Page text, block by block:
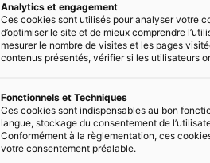
Analytics et engagement
Ces cookies sont utilisés pour analyser votre
d’optimiser le site et de mieux comprendre
mesurer le nombre de visites et les pages
contenus présentés, vérifier si les utilisateurs
Fonctionnels et Techniques
Ces cookies sont indispensables au bon
langue, stockage du consentement de
Conformément à la règlementation, ces
votre consentement préalable.